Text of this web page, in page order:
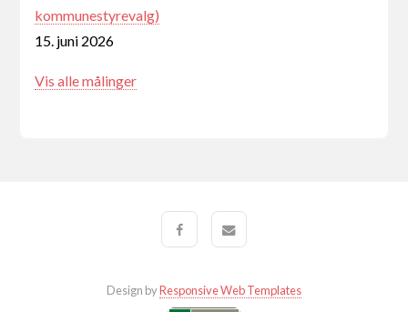
kommunestyrevalg)
15. juni 2026
Vis alle målinger
Design byResponsive Web Templates